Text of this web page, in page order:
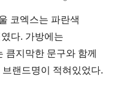
코엑스는 파란색
다. 가방에는
큼지막한 문구와 함께
브랜드명이 적혀있었다.